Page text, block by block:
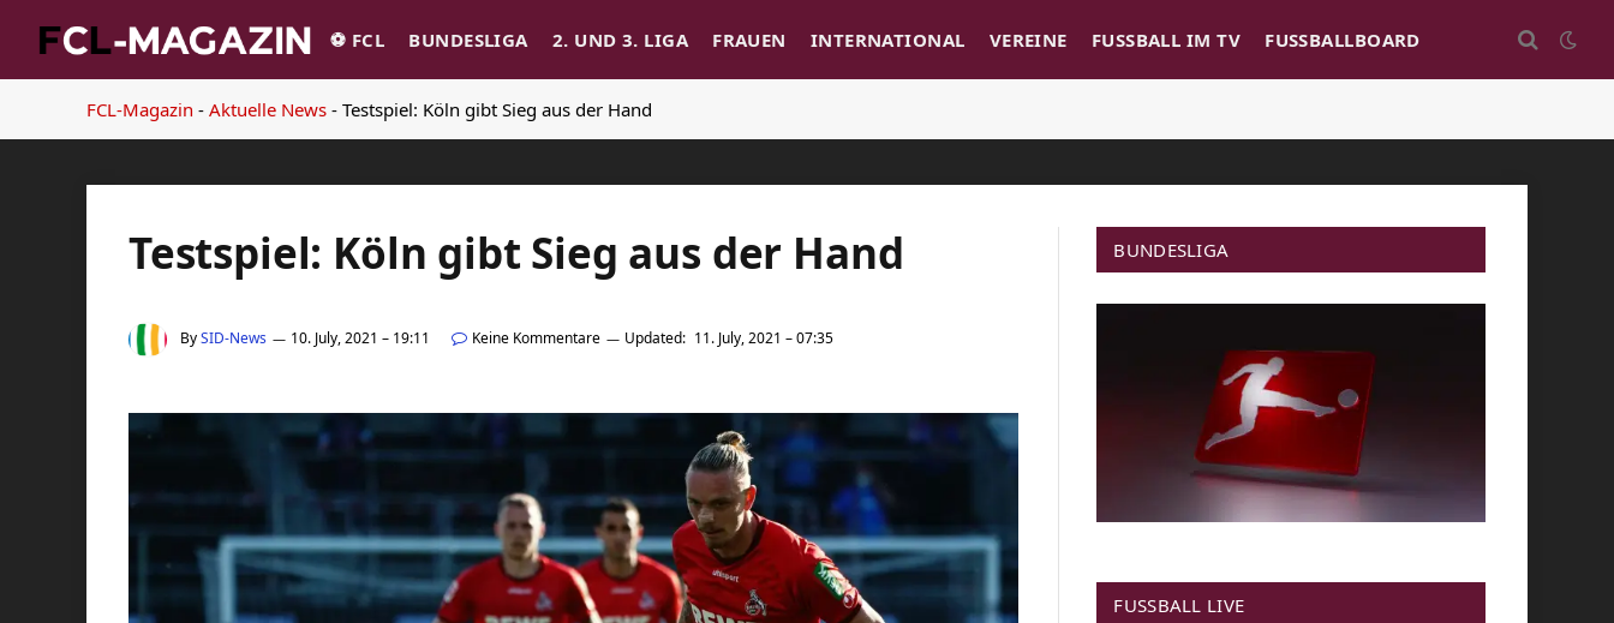
⚽️ FCL BUNDESLIGA 2. UND 3. LIGA FRAUEN INTERNATIONAL VEREINE FUSSBALL IM TV FUSSBALLBOARD
FCL-Magazin - Aktuelle News - Testspiel: Köln gibt Sieg aus der Hand
Testspiel: Köln gibt Sieg aus der Hand
BySID-News 10. July, 2021 – 19:11 Keine Kommentare Updated: 11. July, 2021 – 07:35
BUNDESLIGA
FUSSBALL LIVE